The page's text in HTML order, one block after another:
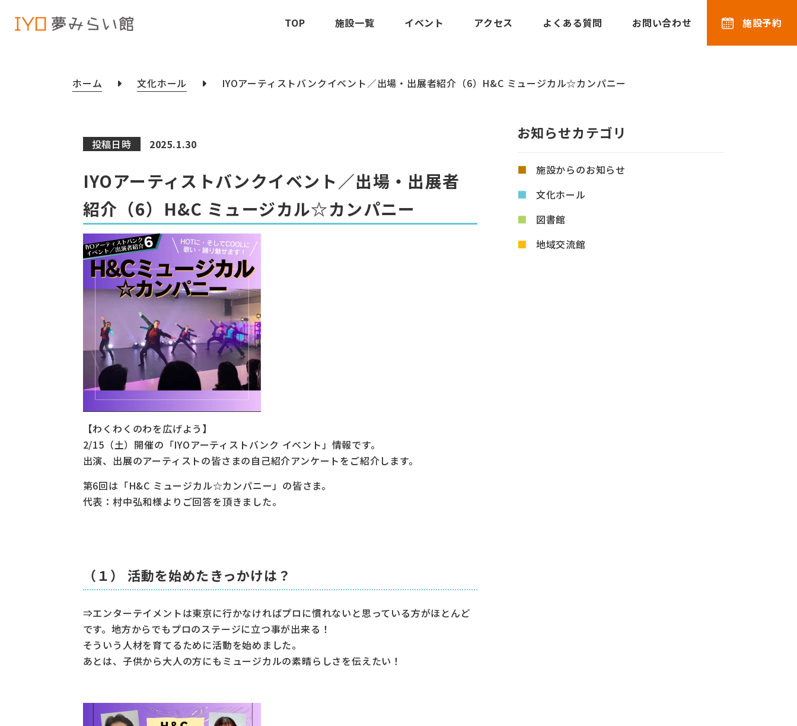
TOP 施設一覧 イベント アクセス よくある質問 お問い合わせ 施設予約
ホーム 文化ホール IYOアーティストバンクイベント／出場・出展者紹介（6）H&C ミュージカル☆カンパニー
投稿日時 2025.1.30
IYOアーティストバンクイベント／出場・出展者
紹介（6）H&C ミュージカル☆カンパニー
【わくわくのわを広げよう】
2/15（土）開催の「IYOアーティストバンク イベント」情報です。
出演、出展のアーティストの皆さまの自己紹介アンケートをご紹介します。
第6回は「H&C ミュージカル☆カンパニー」の皆さま。
代表：村中弘和様よりご回答を頂きました。
（１） 活動を始めたきっかけは？
⇒エンターテイメントは東京に行かなければプロに慣れないと思っている方がほとんど
です。地方からでもプロのステージに立つ事が出来る！
そういう人材を育てるために活動を始めました。
あとは、子供から大人の方にもミュージカルの素晴らしさを伝えたい！
お知らせカテゴリ
施設からのお知らせ
文化ホール
図書館
地域交流館